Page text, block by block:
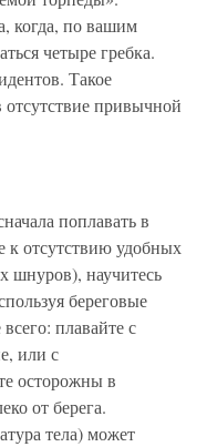
когда, по вашим
четыре гребка.
Такое
отсутствие привычной
поплавать в
к отсутствию удобных
шнуров), научитесь
береговые
плавайте с
или с
осторожны в
от берега.
тела) может